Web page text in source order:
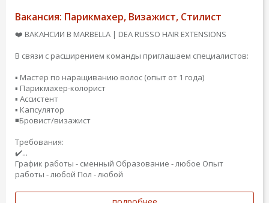
Вакансия: Парикмахер, Визажист, Стилист
❤️ ВАКАНСИИ В MARBELLA | DEA RUSSO HAIR EXTENSIONS
В связи с расширением команды приглашаем специалистов:
▪️ Мастер по наращиванию волос (опыт от 1 года)
▪️ Парикмахер-колорист
▪️ Ассистент
▪️ Капсулятор
◾️Бровист/визажист
Требования:
✔️...
График работы - сменный Образование - любое Опыт
работы - любой Пол - любой